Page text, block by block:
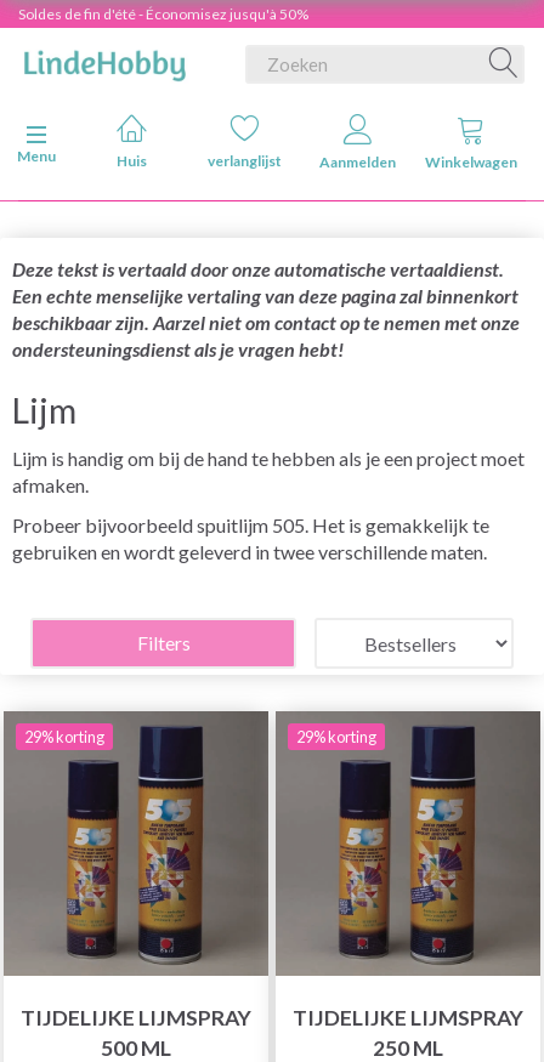
Soldes de fin d'été - Économisez jusqu'à 50%
Navigatie in-/uitschakelen
Menu
Huis verlanglijst Aanmelden Winkelwagen
Deze tekst is vertaald door onze automatische vertaaldienst.
Een echte menselijke vertaling van deze pagina zal binnenkort
beschikbaar zijn. Aarzel niet om contact op te nemen met onze
ondersteuningsdienst als je vragen hebt!
Lijm
Lijm is handig om bij de hand te hebben als je een project moet
afmaken.
Probeer bijvoorbeeld spuitlijm 505. Het is gemakkelijk te
gebruiken en wordt geleverd in twee verschillende maten.
Filters
29% korting
TIJDELIJKE LIJMSPRAY
500 ML
29% korting
TIJDELIJKE LIJMSPRAY
250 ML